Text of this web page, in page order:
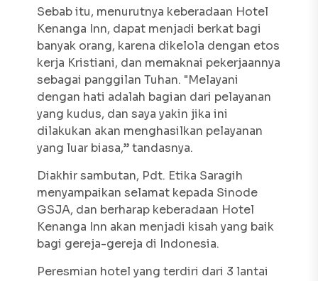
Sebab itu, menurutnya keberadaan Hotel
Kenanga Inn, dapat menjadi berkat bagi
banyak orang, karena dikelola dengan etos
kerja Kristiani, dan memaknai pekerjaannya
sebagai panggilan Tuhan. "Melayani
dengan hati adalah bagian dari pelayanan
yang kudus, dan saya yakin jika ini
dilakukan akan menghasilkan pelayanan
yang luar biasa,” tandasnya.
Diakhir sambutan, Pdt. Etika Saragih
menyampaikan selamat kepada Sinode
GSJA, dan berharap keberadaan Hotel
Kenanga Inn akan menjadi kisah yang baik
bagi gereja-gereja di Indonesia.
Peresmian hotel yang terdiri dari 3 lantai